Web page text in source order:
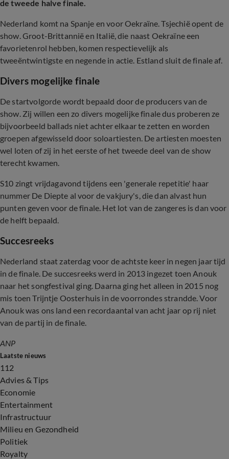
de tweede halve finale.
Nederland komt na Spanje en voor Oekraïne. Tsjechië opent de
show. Groot-Brittannië en Italië, die naast Oekraïne een
favorietenrol hebben, komen respectievelijk als
tweeëntwintigste en negende in actie. Estland sluit de finale af.
Divers mogelijke finale
De startvolgorde wordt bepaald door de producers van de
show. Zij willen een zo divers mogelijke finale dus proberen ze
bijvoorbeeld ballads niet achter elkaar te zetten en worden
groepen afgewisseld door soloartiesten. De artiesten moesten
wel loten of zij in het eerste of het tweede deel van de show
terecht kwamen.
S10 zingt vrijdagavond tijdens een 'generale repetitie' haar
nummer De Diepte al voor de vakjury's, die dan alvast hun
punten geven voor de finale. Het lot van de zangeres is dan voor
de helft bepaald.
Succesreeks
Nederland staat zaterdag voor de achtste keer in negen jaar tijd
in de finale. De succesreeks werd in 2013 ingezet toen Anouk
naar het songfestival ging. Daarna ging het alleen in 2015 nog
mis toen Trijntje Oosterhuis in de voorrondes strandde. Voor
Anouk was ons land een recordaantal van acht jaar op rij niet
van de partij in de finale.
ANP
Laatste nieuws
112
Advies & Tips
Economie
Entertainment
Infrastructuur
Milieu en Gezondheid
Politiek
Royalty